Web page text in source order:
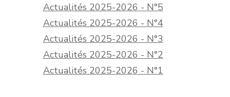
Actualités 2025-2026 - N°5
Actualités 2025-2026 - N°4
Actualités 2025-2026 - N°3
Actualités 2025-2026 - N°2
Actualités 2025-2026 - N°1